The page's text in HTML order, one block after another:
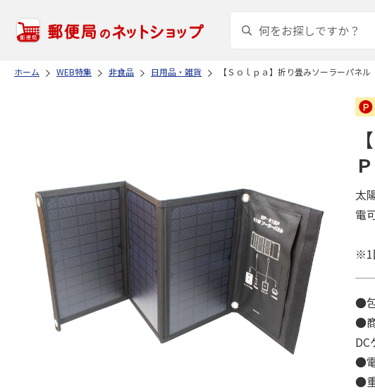
ホーム WEB特集 非食品 日用品・雑貨 【Ｓｏｌｐａ】折り畳みソーラーパネ
太
電
※1
●
●
●
●